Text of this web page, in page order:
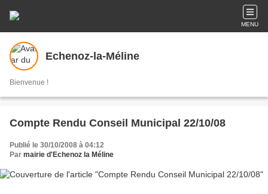
MENU
Echenoz-la-Méline
Bienvenue !
Compte Rendu Conseil Municipal 22/10/08
Publié le 30/10/2008 à 04:12
Par mairie d'Echenoz la Méline